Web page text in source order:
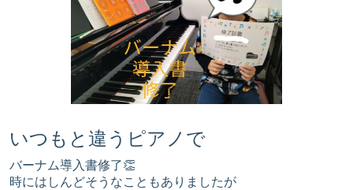
いつもと違うピアノで
バーナム導入書修了👏
時にはしんどそうなこともありましたが